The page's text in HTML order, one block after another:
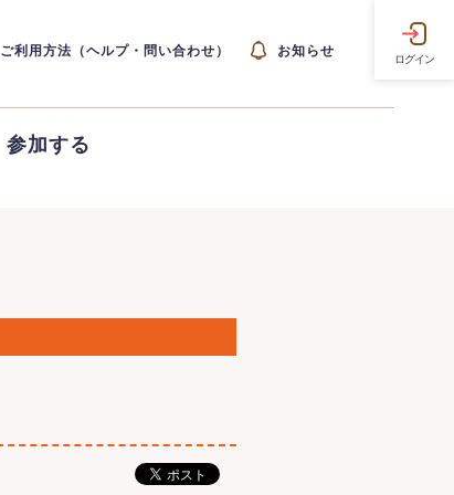
ご利用方法（ヘルプ・問い合わせ） お知らせ
ログイン
参加する